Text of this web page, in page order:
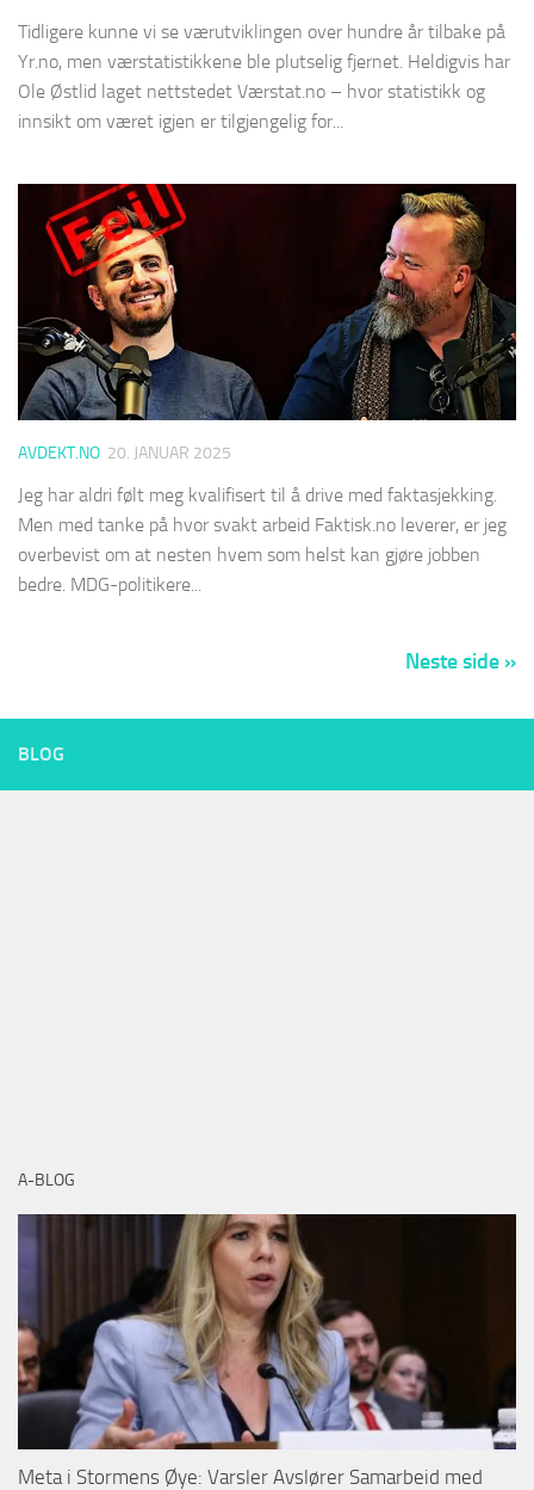
Tidligere kunne vi se værutviklingen over hundre år tilbake på
Yr.no, men værstatistikkene ble plutselig fjernet. Heldigvis har
Ole Østlid laget nettstedet Værstat.no – hvor statistikk og
innsikt om været igjen er tilgjengelig for...
AVDEKT.NO 20. JANUAR 2025
Jeg har aldri følt meg kvalifisert til å drive med faktasjekking.
Men med tanke på hvor svakt arbeid Faktisk.no leverer, er jeg
overbevist om at nesten hvem som helst kan gjøre jobben
bedre. MDG-politikere...
Neste side »
BLOG
A-BLOG
Meta i Stormens Øye: Varsler Avslører Samarbeid med